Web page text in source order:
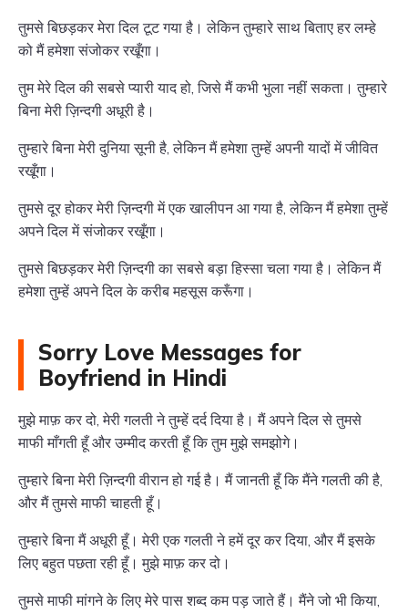
तुमसे बिछड़कर मेरा दिल टूट गया है। लेकिन तुम्हारे साथ बिताए हर लम्हे
को मैं हमेशा संजोकर रखूँगा।
तुम मेरे दिल की सबसे प्यारी याद हो, जिसे मैं कभी भुला नहीं सकता। तुम्हारे
बिना मेरी ज़िन्दगी अधूरी है।
तुम्हारे बिना मेरी दुनिया सूनी है, लेकिन मैं हमेशा तुम्हें अपनी यादों में जीवित
रखूँगा।
तुमसे दूर होकर मेरी ज़िन्दगी में एक खालीपन आ गया है, लेकिन मैं हमेशा तुम्हें
अपने दिल में संजोकर रखूँगा।
तुमसे बिछड़कर मेरी ज़िन्दगी का सबसे बड़ा हिस्सा चला गया है। लेकिन मैं
हमेशा तुम्हें अपने दिल के करीब महसूस करूँगा।
Sorry Love Messages for
Boyfriend in Hindi
मुझे माफ़ कर दो, मेरी गलती ने तुम्हें दर्द दिया है। मैं अपने दिल से तुमसे
माफी माँगती हूँ और उम्मीद करती हूँ कि तुम मुझे समझोगे।
तुम्हारे बिना मेरी ज़िन्दगी वीरान हो गई है। मैं जानती हूँ कि मैंने गलती की है,
और मैं तुमसे माफी चाहती हूँ।
तुम्हारे बिना मैं अधूरी हूँ। मेरी एक गलती ने हमें दूर कर दिया, और मैं इसके
लिए बहुत पछता रही हूँ। मुझे माफ़ कर दो।
तुमसे माफी मांगने के लिए मेरे पास शब्द कम पड़ जाते हैं। मैंने जो भी किया,